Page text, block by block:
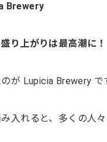
Brewery
り上がりは最高潮に！
が Lupicia Brewery で
入れると、多くの人